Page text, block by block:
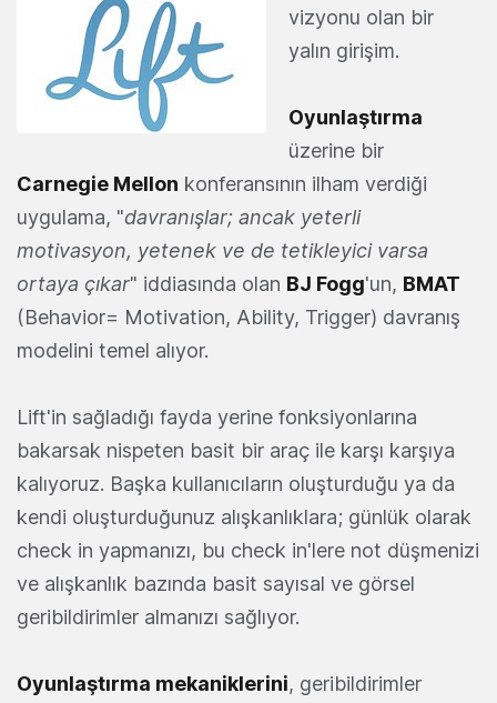
vizyonu olan bir
yalın girişim.
Oyunlaştırma
üzerine bir
Carnegie Mellon konferansının ilham verdiği
uygulama, "davranışlar; ancak yeterli
motivasyon, yetenek ve de tetikleyici varsa
ortaya çıkar" iddiasında olan BJ Fogg'un, BMAT
(Behavior= Motivation, Ability, Trigger) davranış
modelini temel alıyor.
Lift'in sağladığı fayda yerine fonksiyonlarına
bakarsak nispeten basit bir araç ile karşı karşıya
kalıyoruz. Başka kullanıcıların oluşturduğu ya da
kendi oluşturduğunuz alışkanlıklara; günlük olarak
check in yapmanızı, bu check in'lere not düşmenizi
ve alışkanlık bazında basit sayısal ve görsel
geribildirimler almanızı sağlıyor.
Oyunlaştırma mekaniklerini, geribildirimler